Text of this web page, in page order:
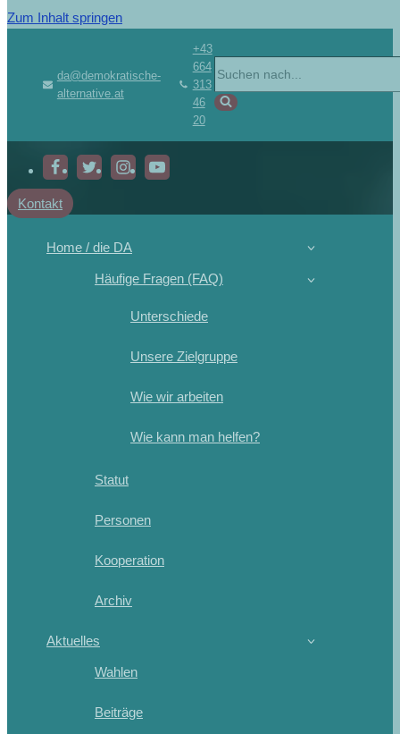
Zum Inhalt springen
da@demokratische-
alternative.at
+43
664
313
46
20
Kontakt
Home / die DA
Häufige Fragen (FAQ)
Unterschiede
Unsere Zielgruppe
Wie wir arbeiten
Wie kann man helfen?
Statut
Personen
Kooperation
Archiv
Aktuelles
Wahlen
Beiträge